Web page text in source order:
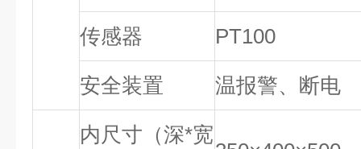
传感器 PT100
安全装置 温报警、断电
内尺寸（深*宽